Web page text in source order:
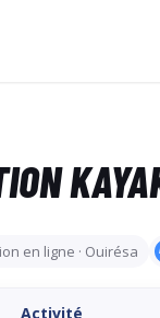
en ligne · Ouirésa
Activité